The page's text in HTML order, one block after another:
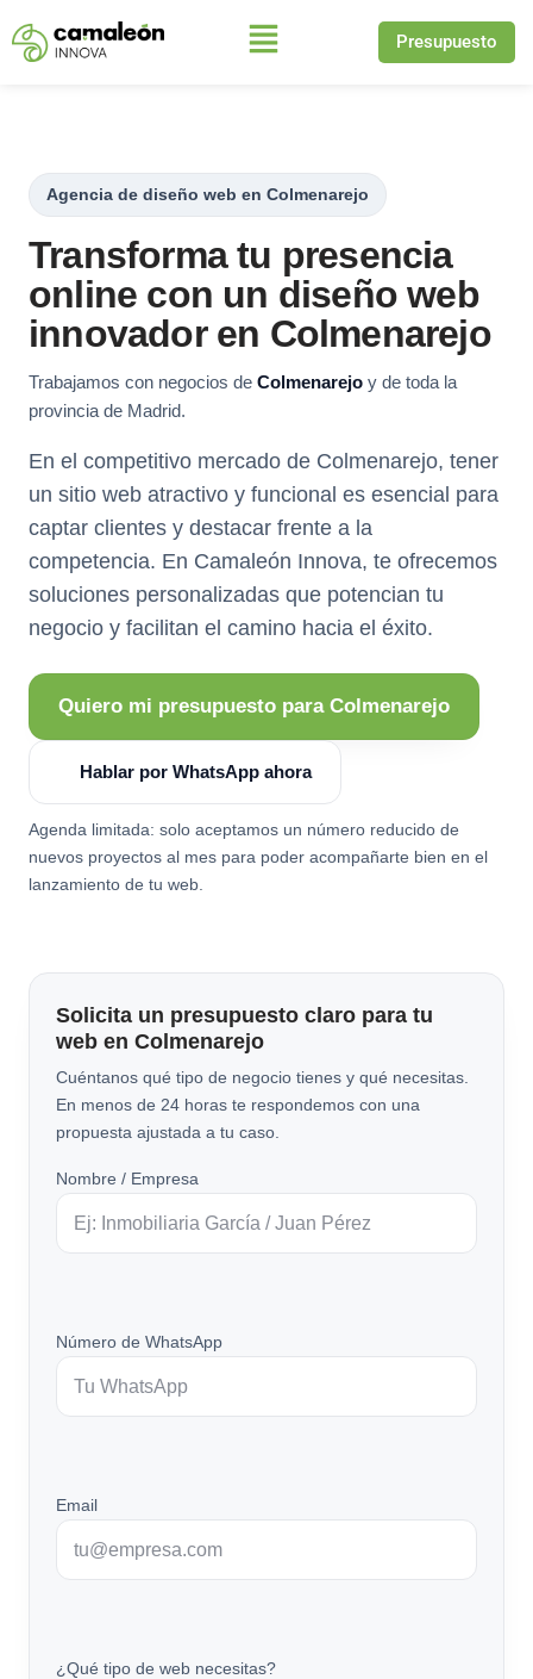
Saltar
Presupuesto
Agencia de diseño web en Colmenarejo
Transforma tu presencia
online con un diseño web
innovador en Colmenarejo
Trabajamos con negocios de Colmenarejo y de toda la
provincia de Madrid.
En el competitivo mercado de Colmenarejo, tener
un sitio web atractivo y funcional es esencial para
captar clientes y destacar frente a la
competencia. En Camaleón Innova, te ofrecemos
soluciones personalizadas que potencian tu
negocio y facilitan el camino hacia el éxito.
Quiero mi presupuesto para Colmenarejo
Hablar por WhatsApp ahora
Agenda limitada: solo aceptamos un número reducido de
nuevos proyectos al mes para poder acompañarte bien en el
lanzamiento de tu web.
Solicita un presupuesto claro para tu
web en Colmenarejo
Cuéntanos qué tipo de negocio tienes y qué necesitas.
En menos de 24 horas te respondemos con una
propuesta ajustada a tu caso.
Nombre / Empresa
Número de WhatsApp
Email
¿Qué tipo de web necesitas?